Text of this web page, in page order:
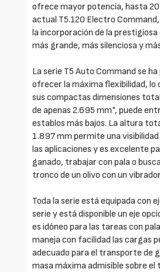
ofrece mayor potencia, hasta 20
actual T5.120 Electro
la incorporación de la
más grande, más silenciosa y
La serie T5 Auto Command se
ofrecer la máxima flexibilidad, lo
sus compactas dimensiones
de apenas 2.695 mm*, puede
establos más bajos. La altura
1.897 mm permite una
las aplicaciones y es excelente
ganado, trabajar con pala o
tronco de un olivo con un
Toda la serie está equipada con
serie y está disponible un eje
es idóneo para las tareas con
maneja con facilidad las cargas
adecuado para el transporte de
masa máxima admisible sobre